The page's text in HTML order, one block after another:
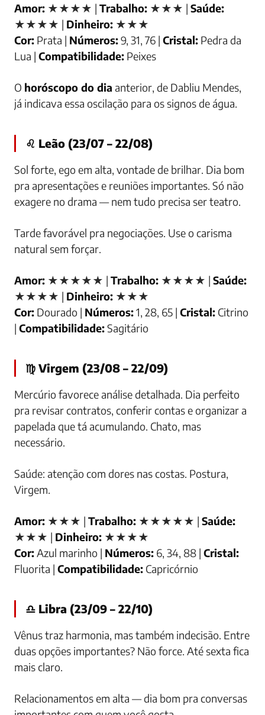
Amor: ★★★★ | Trabalho: ★★★ | Saúde:
★★★★ | Dinheiro: ★★★
Cor: Prata | Números:9, 31, 76 | Cristal: Pedra da
Lua | Compatibilidade: Peixes
O horóscopo do dia anterior, de Dabliu Mendes,
já indicava essa oscilação para os signos de água.
♌ Leão (23/07 – 22/08)
Sol forte, ego em alta, vontade de brilhar. Dia bom
pra apresentações e reuniões importantes. Só não
exagere no drama — nem tudo precisa ser teatro.
Tarde favorável pra negociações. Use o carisma
natural sem forçar.
Amor: ★★★★★ | Trabalho: ★★★★ | Saúde:
★★★★ | Dinheiro: ★★★
Cor: Dourado | Números:1, 28, 65 | Cristal: Citrino
| Compatibilidade:Sagitário
♍ Virgem (23/08 – 22/09)
Mercúrio favorece análise detalhada. Dia perfeito
pra revisar contratos, conferir contas e organizar a
papelada que tá acumulando. Chato, mas
necessário.
Saúde: atenção com dores nas costas. Postura,
Virgem.
Amor: ★★★ | Trabalho: ★★★★★ | Saúde:
★★★ | Dinheiro: ★★★★
Cor:Azul marinho | Números: 6, 34, 88 | Cristal:
Fluorita | Compatibilidade: Capricórnio
♎ Libra (23/09 – 22/10)
Vênus traz harmonia, mas também indecisão. Entre
duas opções importantes? Não force. Até sexta fica
mais claro.
Relacionamentos em alta — dia bom pra conversas